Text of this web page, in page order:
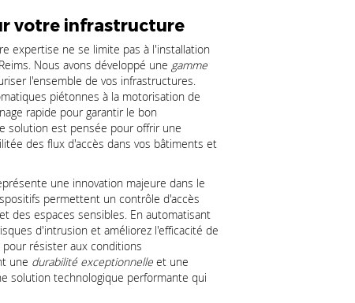
votre infrastructure
expertise ne se limite pas à l'installation
Nous avons développé une gamme
l'ensemble de vos infrastructures.
piétonnes à la motorisation de
rapide pour garantir le bon
solution est pensée pour offrir une
des flux d'accès dans vos bâtiments et
une innovation majeure dans le
permettent un contrôle d'accès
des espaces sensibles. En automatisant
d'intrusion et améliorez l'efficacité de
résister aux conditions
une durabilité exceptionnelle et une
solution technologique performante qui